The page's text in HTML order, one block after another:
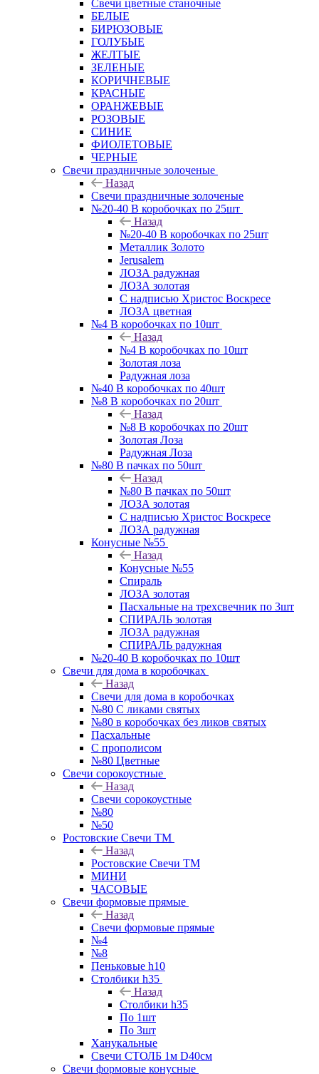
Свечи цветные станочные
БЕЛЫЕ
БИРЮЗОВЫЕ
ГОЛУБЫЕ
ЖЕЛТЫЕ
ЗЕЛЕНЫЕ
КОРИЧНЕВЫЕ
КРАСНЫЕ
ОРАНЖЕВЫЕ
РОЗОВЫЕ
СИНИЕ
ФИОЛЕТОВЫЕ
ЧЕРНЫЕ
Свечи праздничные золоченые
Назад
Свечи праздничные золоченые
№20-40 В коробочках по 25шт
Назад
№20-40 В коробочках по 25шт
Металлик Золото
Jerusalem
ЛОЗА радужная
ЛОЗА золотая
С надписью Христос Воскресе
ЛОЗА цветная
№4 В коробочках по 10шт
Назад
№4 В коробочках по 10шт
Золотая лоза
Радужная лоза
№40 В коробочках по 40шт
№8 В коробочках по 20шт
Назад
№8 В коробочках по 20шт
Золотая Лоза
Радужная Лоза
№80 В пачках по 50шт
Назад
№80 В пачках по 50шт
ЛОЗА золотая
С надписью Христос Воскресе
ЛОЗА радужная
Конусные №55
Назад
Конусные №55
Спираль
ЛОЗА золотая
Пасхальные на трехсвечник по 3шт
СПИРАЛЬ золотая
ЛОЗА радужная
СПИРАЛЬ радужная
№20-40 В коробочках по 10шт
Свечи для дома в коробочках
Назад
Свечи для дома в коробочках
№80 С ликами святых
№80 в коробочках без ликов святых
Пасхальные
С прополисом
№80 Цветные
Свечи сорокоустные
Назад
Свечи сорокоустные
№80
№50
Ростовские Свечи ТМ
Назад
Ростовские Свечи ТМ
МИНИ
ЧАСОВЫЕ
Свечи формовые прямые
Назад
Свечи формовые прямые
№4
№8
Пеньковые h10
Столбики h35
Назад
Столбики h35
По 1шт
По 3шт
Ханукальные
Свечи СТОЛБ 1м D40см
Свечи формовые конусные